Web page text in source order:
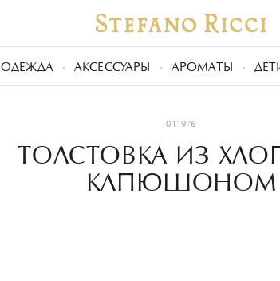
ОДЕЖДА АКСЕССУАРЫ АРОМАТЫ
011976
ТОЛСТОВКА ИЗ
КАПЮШОНОМ